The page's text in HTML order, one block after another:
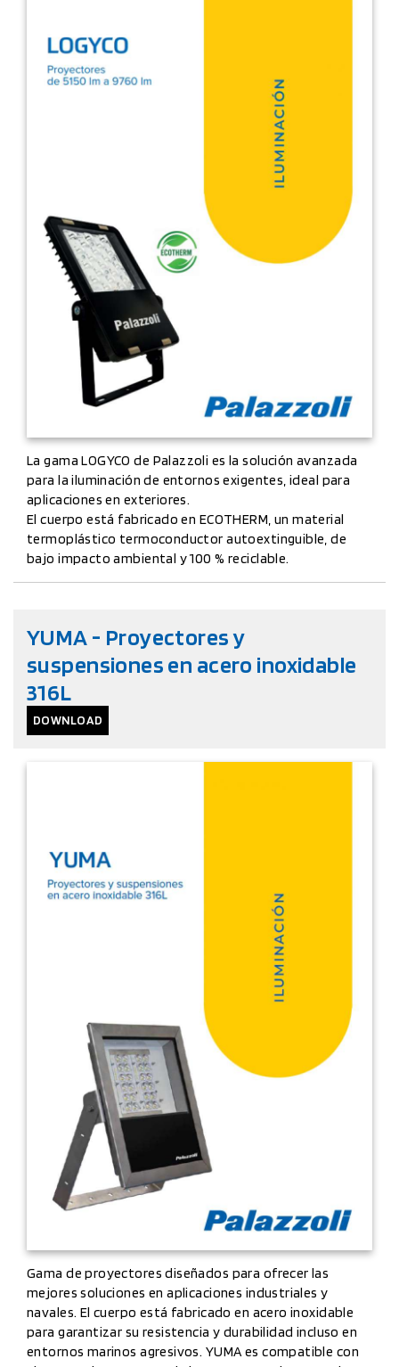
La gama LOGYCO de Palazzoli es la solución avanzada
para la iluminación de entornos exigentes, ideal para
aplicaciones en exteriores.
El cuerpo está fabricado en ECOTHERM, un material
termoplástico termoconductor autoextinguible, de
bajo impacto ambiental y 100 % reciclable.
YUMA - Proyectores y
suspensiones en acero inoxidable
316L
DOWNLOAD
Gama de proyectores diseñados para ofrecer las
mejores soluciones en aplicaciones industriales y
navales. El cuerpo está fabricado en acero inoxidable
para garantizar su resistencia y durabilidad incluso en
entornos marinos agresivos. YUMA es compatible con